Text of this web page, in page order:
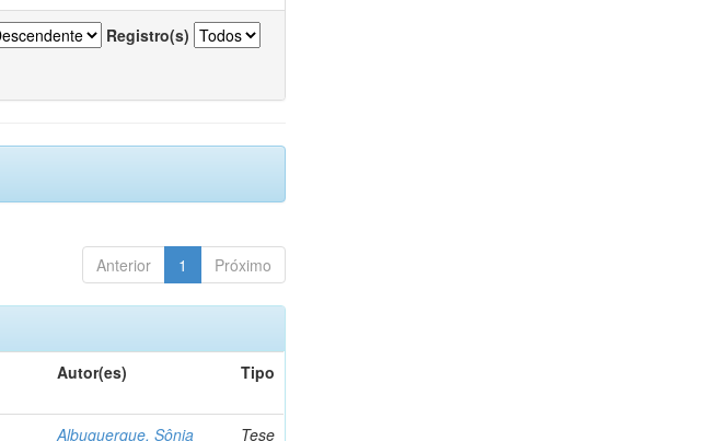
Registro(s)
Anterior 1 Próximo
Autor(es) Tipo
Albuquerque, Sônia Tese